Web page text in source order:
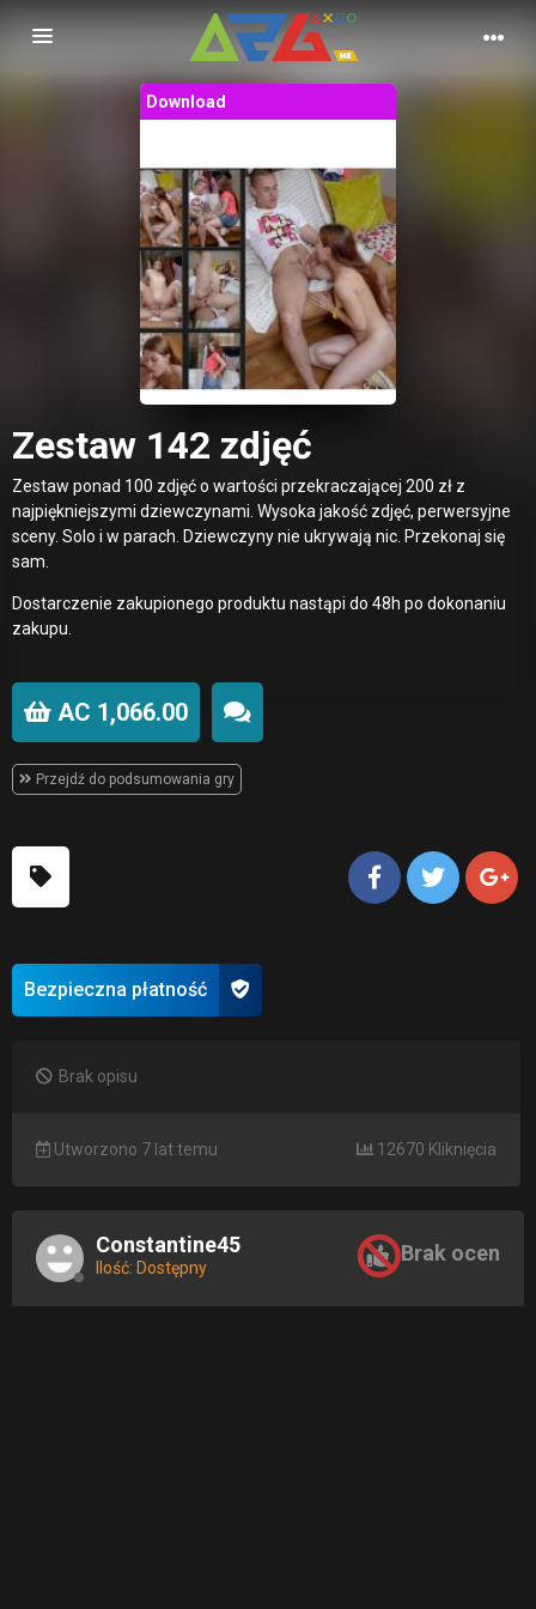
Nawigacja
Download
Zestaw 142 zdjęć
Zestaw ponad 100 zdjęć o wartości przekraczającej 200 zł z
najpiękniejszymi dziewczynami. Wysoka jakość zdjęć, perwersyjne
sceny. Solo i w parach. Dziewczyny nie ukrywają nic. Przekonaj się
sam.
Dostarczenie zakupionego produktu nastąpi do 48h po dokonaniu
zakupu.
AC 1,066.00
Przejdź do podsumowania gry
Bezpieczna płatność
Brak opisu
Utworzono 7 lat temu 12670 Kliknięcia
Constantine45
Ilość: Dostępny
Brak ocen